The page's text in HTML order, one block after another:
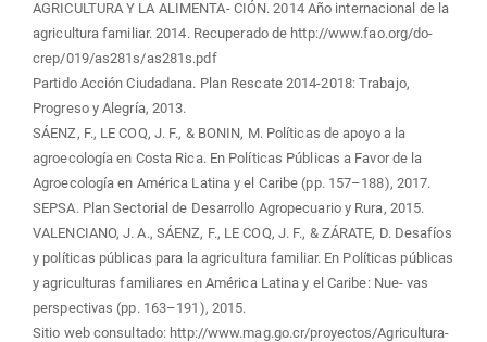
AGRICULTURA Y LA ALIMENTA- CIÓN. 2014 Año internacional de la
agricultura familiar. 2014. Recuperado de http://www.fao.org/do-
crep/019/as281s/as281s.pdf
Partido Acción Ciudadana. Plan Rescate 2014-2018: Trabajo,
Progreso y Alegría, 2013.
SÁENZ, F., LE COQ, J. F., & BONIN, M. Políticas de apoyo a la
agroecología en Costa Rica. En Políticas Públicas a Favor de la
Agroecología en América Latina y el Caribe (pp. 157–188), 2017.
SEPSA. Plan Sectorial de Desarrollo Agropecuario y Rura, 2015.
VALENCIANO, J. A., SÁENZ, F., LE COQ, J. F., & ZÁRATE, D. Desafíos
y políticas públicas para la agricultura familiar. En Políticas públicas
y agriculturas familiares en América Latina y el Caribe: Nue- vas
perspectivas (pp. 163–191), 2015.
Sitio web consultado: http://www.mag.go.cr/proyectos/Agricultura-